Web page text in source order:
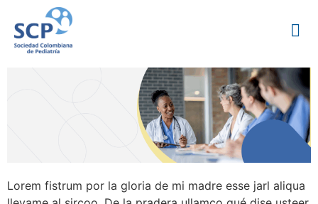
Lorem fistrum por la gloria de mi madre esse jarl aliqua